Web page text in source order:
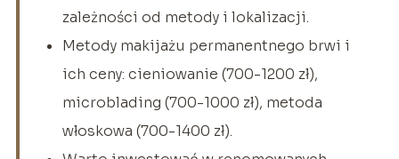
zależności od metody i lokalizacji.
Metody makijażu permanentnego brwi i
ich ceny: cieniowanie (700-1200 zł),
microblading (700-1000 zł), metoda
włoskowa (700-1400 zł).